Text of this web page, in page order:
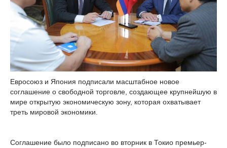
Евросоюз и Япония подписали масштабное новое
соглашение о свободной торговле, создающее крупнейшую в
мире открытую экономическую зону, которая охватывает
треть мировой экономики.
Соглашение было подписано во вторник в Токио премьер-